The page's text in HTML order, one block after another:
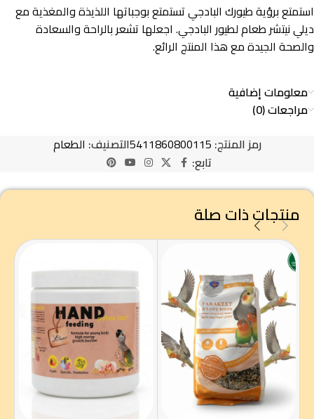
استمتع برؤية طيورك البادجي تستمتع بوجباتها اللذيذة والمغذية مع
ديلي نيتشر طعام لطيور البادجي. اجعلها تشعر بالراحة والسعادة
والصحة الجيدة مع هذا المنتج الرائع.
معلومات إضافية
مراجعات (0)
رمز المنتج: 5411860800115التصنيف: الطعام
تابع:
منتجات ذات صلة